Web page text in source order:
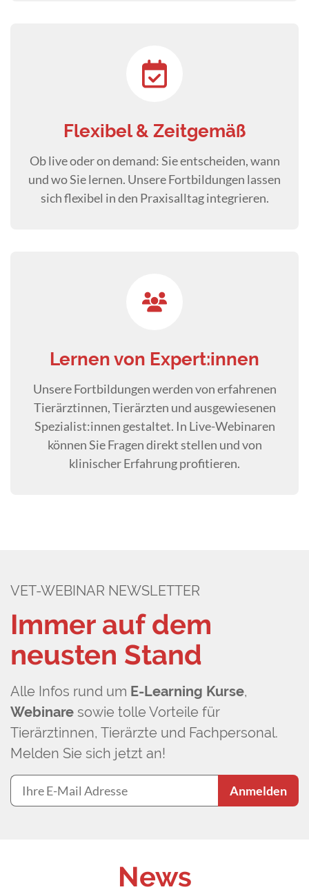
Flexibel & Zeitgemäß
Ob live oder on demand: Sie entscheiden, wann
und wo Sie lernen. Unsere Fortbildungen lassen
sich flexibel in den Praxisalltag integrieren.
Lernen von Expert:innen
Unsere Fortbildungen werden von erfahrenen
Tierärztinnen, Tierärzten und ausgewiesenen
Spezialist:innen gestaltet. In Live-Webinaren
können Sie Fragen direkt stellen und von
klinischer Erfahrung profitieren.
Immer auf dem
neusten Stand
VET-WEBINAR NEWSLETTER
Alle Infos rund um E-Learning Kurse,
Webinare sowie tolle Vorteile für
Tierärztinnen, Tierärzte und Fachpersonal.
Melden Sie sich jetzt an!
Anmelden
News